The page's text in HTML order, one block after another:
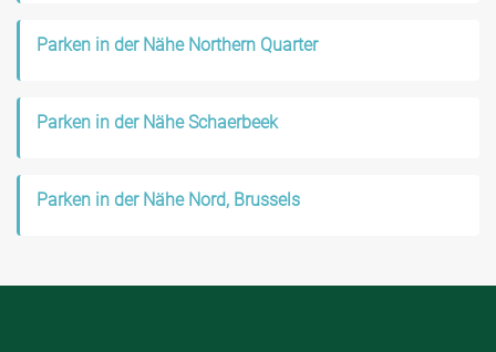
Parken in der Nähe Northern Quarter
Parken in der Nähe Schaerbeek
Parken in der Nähe Nord, Brussels